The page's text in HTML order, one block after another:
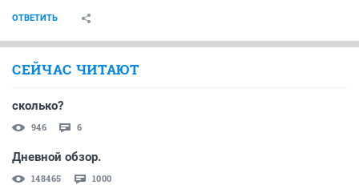
ОТВЕТИТЬ
СЕЙЧАС ЧИТАЮТ
сколько?
946 6
Дневной обзор.
148465 1000